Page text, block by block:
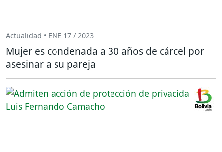
Actualidad • ENE 17 / 2023
Mujer es condenada a 30 años de cárcel por
asesinar a su pareja